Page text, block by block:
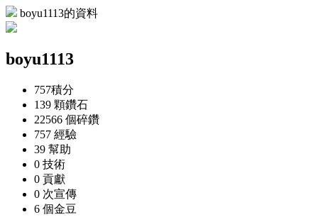
boyu1113的資料
boyu1113
757積分
139 顆鑽石
22566 個碎鑽
757 經驗
39 幫助
0 技術
0 貢獻
0 次宣傳
6 個金豆